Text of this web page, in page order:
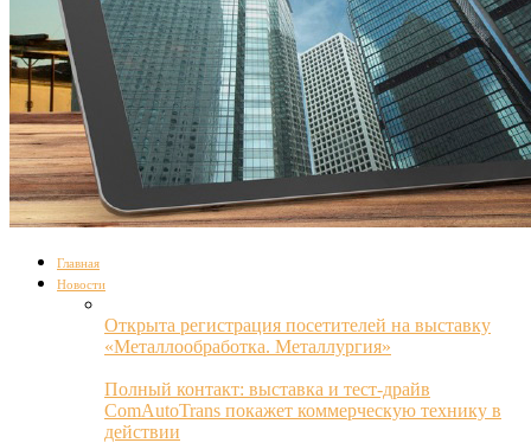
Главная
Новости
Открыта регистрация посетителей на выставку
«Металлообработка. Металлургия»
Полный контакт: выставка и тест-драйв
ComAutoTrans покажет коммерческую технику в
действии